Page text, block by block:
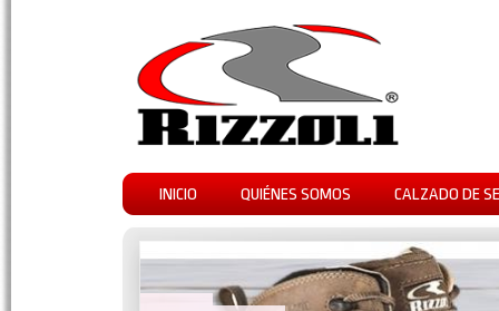
INICIO QUIÉNES SOMOS CALZADO DE